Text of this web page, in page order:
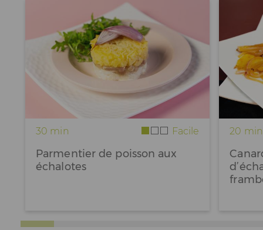
5/ 5 17.06.2026
Germaine
Excellent
5/ 5 13.06.2026
30 min Facile
Parmentier de poisson aux
échalotes
20 min